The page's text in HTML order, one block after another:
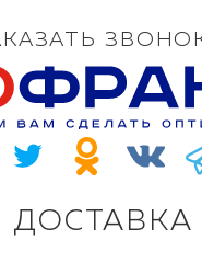
ДОСТАВКА